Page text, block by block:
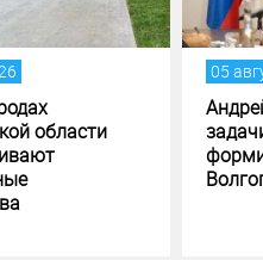
2026
Бочаров поставил
по исполнению и
бюджета
области